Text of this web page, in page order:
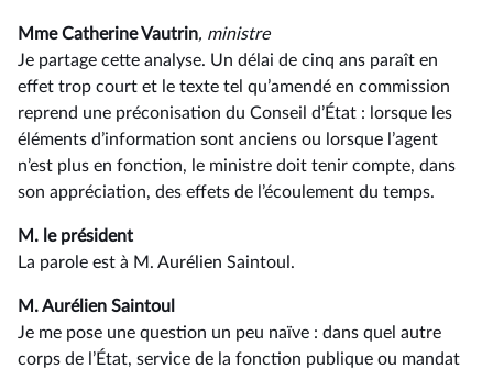
Mme Catherine Vautrin, ministre
Je partage cette analyse. Un délai de cinq ans paraît en
effet trop court et le texte tel qu’amendé en commission
reprend une préconisation du Conseil d’État : lorsque les
éléments d’information sont anciens ou lorsque l’agent
n’est plus en fonction, le ministre doit tenir compte, dans
son appréciation, des effets de l’écoulement du temps.
M. le président
La parole est à M. Aurélien Saintoul.
M. Aurélien Saintoul
Je me pose une question un peu naïve : dans quel autre
corps de l’État, service de la fonction publique ou mandat